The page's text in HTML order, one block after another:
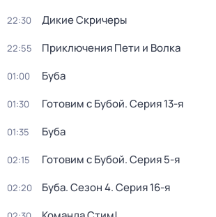
22:30 Дикие Скричеры
22:55 Приключения Пети и Волка
01:00 Буба
01:30 Готовим с Бубой. Серия 13-я
01:35 Буба
02:15 Готовим с Бубой. Серия 5-я
02:20 Буба. Сезон 4. Серия 16-я